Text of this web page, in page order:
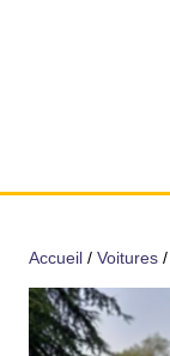
Accueil / Voitures